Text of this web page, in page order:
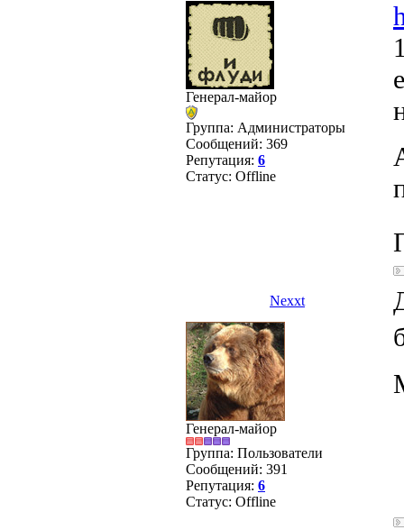
Генерал-майор
Группа: Администраторы
Сообщений: 369
Репутация: 6
Статус: Offline
Nexxt
Генерал-майор
Группа: Пользователи
Сообщений: 391
Репутация: 6
Статус: Offline